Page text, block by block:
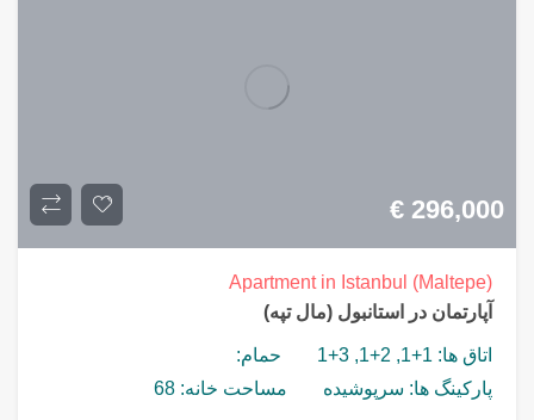
296,000
€
Apartment in Istanbul (Maltepe)
آپارتمان در استانبول (مال تپه)
اتاق ها: 1+1, 2+1, 3+1
حمام:
پارکینگ ها: سرپوشیده
مساحت خانه: 68